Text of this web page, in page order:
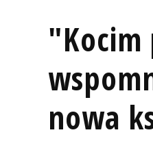
"Kocim
nowa